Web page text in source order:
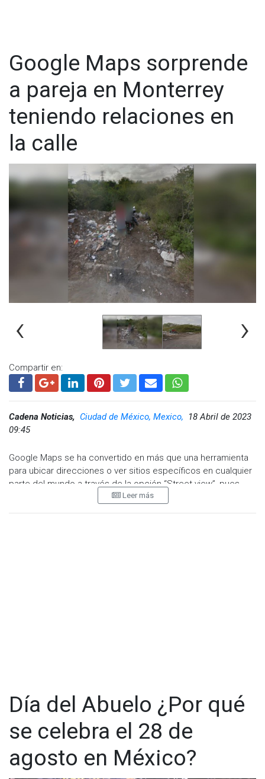
Google Maps sorprende
a pareja en Monterrey
teniendo relaciones en
la calle
‹ ›
Compartir en:
Cadena Noticias, Ciudad de México, Mexico,
18 Abril de 2023
09:45
Google Maps se ha convertido en más que una herramienta
para ubicar direcciones o ver sitios específicos en cualquier
parte del mundo a través de la opción “Street view”, pues
usuarios han encontrado en ésta una forma de diversión
Leer más
Día del Abuelo ¿Por qué
se celebra el 28 de
agosto en México?